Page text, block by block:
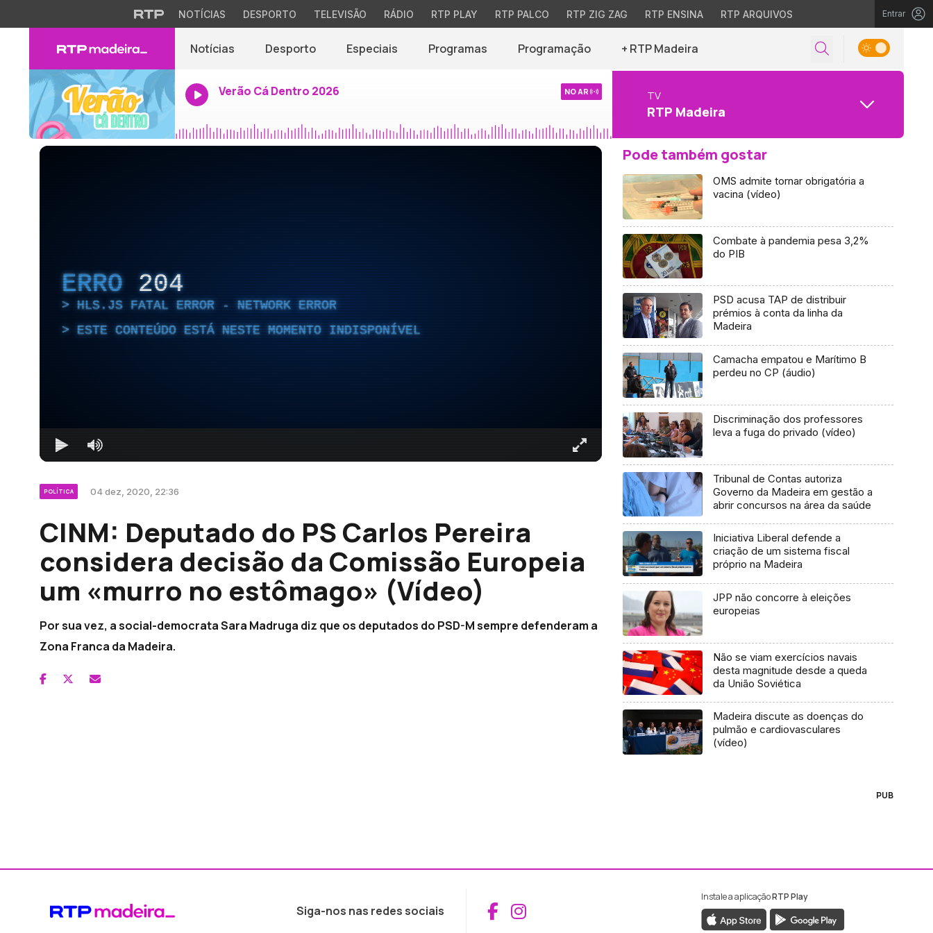
NOTÍCIAS DESPORTO TELEVISÃO RÁDIO RTP PLAY RTP PALCO RTP ZIG ZAG RTP ENSINA RTP ARQUIVOS Entrar
Notícias Desporto Especiais Programas Programação + RTP Madeira
Verão Cá Dentro 2026 NO AR TV
RTP Madeira
ERRO 204
HLS.JS FATAL ERROR - NETWORK ERROR
ESTE CONTEÚDO ESTÁ NESTE MOMENTO INDISPONÍVEL
POLÍTICA 04 dez, 2020, 22:36
CINM: Deputado do PS Carlos Pereira
considera decisão da Comissão Europeia
um «murro no estômago» (Vídeo)
Por sua vez, a social-democrata Sara Madruga diz que os deputados do PSD-M sempre defenderam a
Zona Franca da Madeira.
Pode também gostar
OMS admite tornar obrigatória a
vacina (vídeo)
Combate à pandemia pesa 3,2%
do PIB
PSD acusa TAP de distribuir
prémios à conta da linha da
Madeira
Camacha empatou e Marítimo B
perdeu no CP (áudio)
Discriminação dos professores
leva a fuga do privado (vídeo)
Tribunal de Contas autoriza
Governo da Madeira em gestão a
abrir concursos na área da saúde
Iniciativa Liberal defende a
criação de um sistema fiscal
próprio na Madeira
JPP não concorre à eleições
europeias
Não se viam exercícios navais
desta magnitude desde a queda
da União Soviética
Madeira discute as doenças do
pulmão e cardiovasculares
(vídeo)
PUB
Siga-nos nas redes sociais Aceder ao Facebook da RTP Madeira
Aceder ao Instagram da RTP Madeira
Instale a aplicaçãoRTP Play